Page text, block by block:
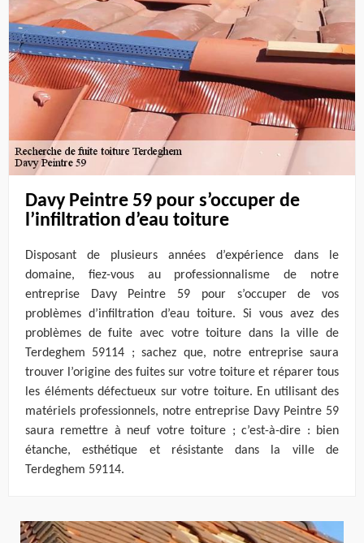
Davy Peintre 59 pour s’occuper de
l’infiltration d’eau toiture
Disposant de plusieurs années d’expérience dans le
domaine, fiez-vous au professionnalisme de notre
entreprise Davy Peintre 59 pour s’occuper de vos
problèmes d’infiltration d’eau toiture. Si vous avez des
problèmes de fuite avec votre toiture dans la ville de
Terdeghem 59114 ; sachez que, notre entreprise saura
trouver l’origine des fuites sur votre toiture et réparer tous
les éléments défectueux sur votre toiture. En utilisant des
matériels professionnels, notre entreprise Davy Peintre 59
saura remettre à neuf votre toiture ; c’est-à-dire : bien
étanche, esthétique et résistante dans la ville de
Terdeghem 59114.